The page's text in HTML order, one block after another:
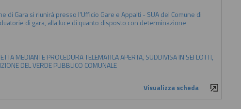
Gara si riunirà presso l'Ufficio Gare e Appalti - SUA del Comune di
di gara, alla luce di quanto disposto con determinazione
MEDIANTE PROCEDURA TELEMATICA APERTA, SUDDIVISA IN SEI LOTTI,
DEL VERDE PUBBLICO COMUNALE
Visualizza scheda